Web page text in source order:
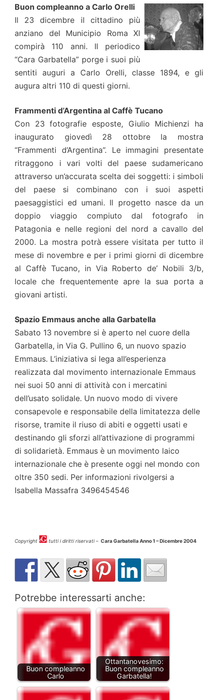
Buon compleanno a Carlo Orelli
Il 23 dicembre il cittadino più
anziano del Municipio Roma XI
compirà 110 anni. Il periodico
“Cara Garbatella” porge i suoi più
sentiti auguri a Carlo Orelli, classe 1894, e gli
augura altri 110 di questi giorni.
Frammenti d’Argentina al Caffè Tucano
Con 23 fotografie esposte, Giulio Michienzi ha
inaugurato giovedì 28 ottobre la mostra
“Frammenti d’Argentina”. Le immagini presentate
ritraggono i vari volti del paese sudamericano
attraverso un’accurata scelta dei soggetti: i simboli
del paese si combinano con i suoi aspetti
paesaggistici ed umani. Il progetto nasce da un
doppio viaggio compiuto dal fotografo in
Patagonia e nelle regioni del nord a cavallo del
2000. La mostra potrà essere visitata per tutto il
mese di novembre e per i primi giorni di dicembre
al Caffè Tucano, in Via Roberto de’ Nobili 3/b,
locale che frequentemente apre la sua porta a
giovani artisti.
Spazio Emmaus anche alla Garbatella
Sabato 13 novembre si è aperto nel cuore della
Garbatella, in Via G. Pullino 6, un nuovo spazio
Emmaus. L’iniziativa si lega all’esperienza
realizzata dal movimento internazionale Emmaus
nei suoi 50 anni di attività con i mercatini
dell’usato solidale. Un nuovo modo di vivere
consapevole e responsabile della limitatezza delle
risorse, tramite il riuso di abiti e oggetti usati e
destinando gli sforzi all’attivazione di programmi
di solidarietà. Emmaus è un movimento laico
internazionale che è presente oggi nel mondo con
oltre 350 sedi. Per informazioni rivolgersi a
Isabella Massafra 3496454546
Copyright tutti i diritti riservati – Cara Garbatella Anno 1 – Dicembre 2004
Potrebbe interessarti anche:
Buon compleanno
Carlo
Ottantanovesimo:
Buon compleanno
Garbatella!